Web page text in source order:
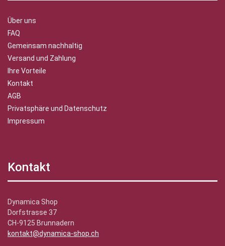
Über uns
FAQ
Gemeinsam nachhaltig
Versand und Zahlung
Ihre Vorteile
Kontakt
AGB
Privatsphäre und Datenschutz
Impressum
Kontakt
Dynamica Shop
Dorfstrasse 37
CH-9125 Brunnadern
kontakt@dynamica-shop.ch